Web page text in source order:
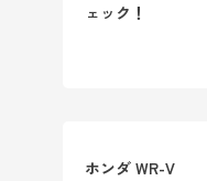
ェック！
ホンダ WR-V